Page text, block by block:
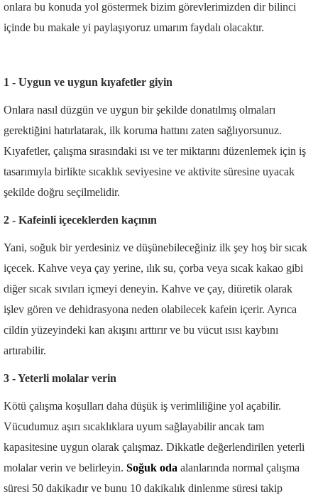
onlara bu konuda yol göstermek bizim görevlerimizden dir bilinci
içinde bu makale yi paylaşıyoruz umarım faydalı olacaktır.
1 - Uygun ve uygun kıyafetler giyin
Onlara nasıl düzgün ve uygun bir şekilde donatılmış olmaları
gerektiğini hatırlatarak, ilk koruma hattını zaten sağlıyorsunuz.
Kıyafetler, çalışma sırasındaki ısı ve ter miktarını düzenlemek için iş
tasarımıyla birlikte sıcaklık seviyesine ve aktivite süresine uyacak
şekilde doğru seçilmelidir.
2 - Kafeinli içeceklerden kaçının
Yani, soğuk bir yerdesiniz ve düşünebileceğiniz ilk şey hoş bir sıcak
içecek. Kahve veya çay yerine, ılık su, çorba veya sıcak kakao gibi
diğer sıcak sıvıları içmeyi deneyin. Kahve ve çay, diüretik olarak
işlev gören ve dehidrasyona neden olabilecek kafein içerir. Ayrıca
cildin yüzeyindeki kan akışını arttırır ve bu vücut ısısı kaybını
artırabilir.
3 - Yeterli molalar verin
Kötü çalışma koşulları daha düşük iş verimliliğine yol açabilir.
Vücudumuz aşırı sıcaklıklara uyum sağlayabilir ancak tam
kapasitesine uygun olarak çalışmaz. Dikkatle değerlendirilen yeterli
molalar verin ve belirleyin. Soğuk oda alanlarında normal çalışma
süresi 50 dakikadır ve bunu 10 dakikalık dinlenme süresi takip